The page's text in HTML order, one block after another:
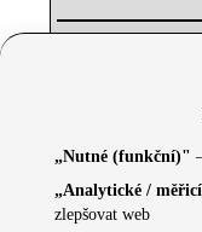
jméno
(11.04.2026 19:13
„Nutné (funkční)"
„Analytické /
zlepšovat web